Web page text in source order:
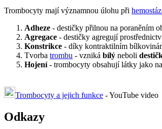
Trombocyty mají významnou úlohu při
Adheze - destičky přilnou na poraněním
Agregace - destičky agregují
Konstrikce - díky kontraktilním
Tvorba trombu - vzniká bílý neboli
Hojení- trombocyty obsahují látky jako
Trombocyty a jejich funkce - YouTube video
Odkazy